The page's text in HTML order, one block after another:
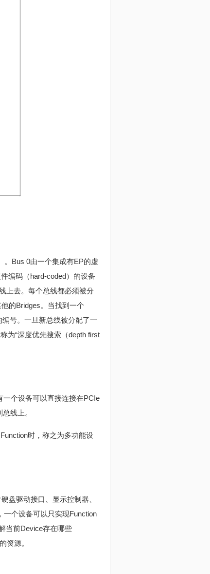
。Bus 0由一个集成有EP的虚
编码（hard-coded）的设备
上去。每个总线都必须被分
的Bridges。当找到一个
号。一旦新总线被分配了一
为“深度优先搜索（depth first
一个设备可以直接连接在PCIe
线上。
时，称之为多功能设
盘驱动接口、显示控制器、
一个设备可以只实现Function
当前Device存在哪些
资源。